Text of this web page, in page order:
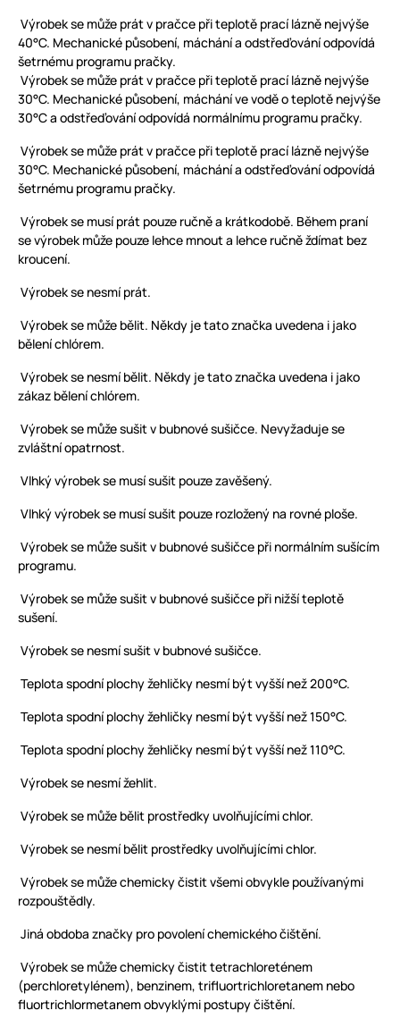
Výrobek se může prát v pračce při teplotě prací lázně nejvýše
40°C. Mechanické působení, máchání a odstřeďování odpovídá
šetrnému programu pračky.
Výrobek se může prát v pračce při teplotě prací lázně nejvýše
30°C. Mechanické působení, máchání ve vodě o teplotě nejvýše
30°C a odstřeďování odpovídá normálnímu programu pračky.
Výrobek se může prát v pračce při teplotě prací lázně nejvýše
30°C. Mechanické působení, máchání a odstřeďování odpovídá
šetrnému programu pračky.
Výrobek se musí prát pouze ručně a krátkodobě. Během praní
se výrobek může pouze lehce mnout a lehce ručně ždímat bez
kroucení.
Výrobek se nesmí prát.
Výrobek se může bělit. Někdy je tato značka uvedena i jako
bělení chlórem.
Výrobek se nesmí bělit. Někdy je tato značka uvedena i jako
zákaz bělení chlórem.
Výrobek se může sušit v bubnové sušičce. Nevyžaduje se
zvláštní opatrnost.
Vlhký výrobek se musí sušit pouze zavěšený.
Vlhký výrobek se musí sušit pouze rozložený na rovné ploše.
Výrobek se může sušit v bubnové sušičce při normálním sušícím
programu.
Výrobek se může sušit v bubnové sušičce při nižší teplotě
sušení.
Výrobek se nesmí sušit v bubnové sušičce.
Teplota spodní plochy žehličky nesmí být vyšší než 200°C.
Teplota spodní plochy žehličky nesmí být vyšší než 150°C.
Teplota spodní plochy žehličky nesmí být vyšší než 110°C.
Výrobek se nesmí žehlit.
Výrobek se může bělit prostředky uvolňujícími chlor.
Výrobek se nesmí bělit prostředky uvolňujícími chlor.
Výrobek se může chemicky čistit všemi obvykle používanými
rozpouštědly.
Jiná obdoba značky pro povolení chemického čištění.
Výrobek se může chemicky čistit tetrachloreténem
(perchloretylénem), benzinem, trifluortrichloretanem nebo
fluortrichlormetanem obvyklými postupy čištění.